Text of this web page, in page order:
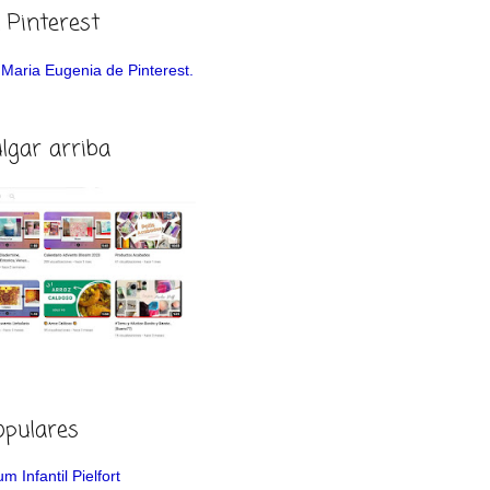
Pinterest
Eugenia de Pinterest.
arriba
Infantil Pielfort